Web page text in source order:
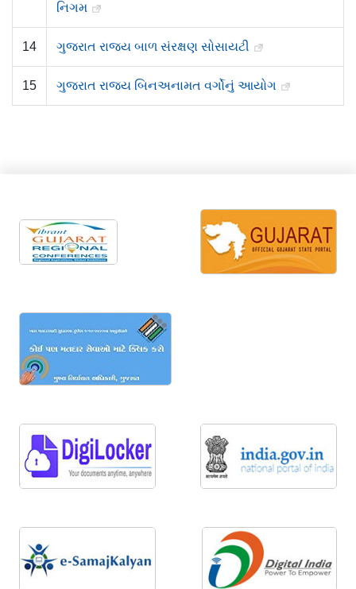
નિગમ
14 ગુજરાત રાજ્ય બાળ સંરક્ષણ સોસાયટી
15 ગુજરાત રાજ્ય બિનઅનામત વર્ગોનું આયોગ